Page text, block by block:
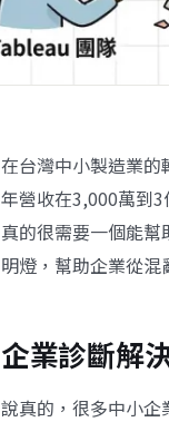
在台灣中小製造業
年營收在3,000萬到
真的很需要一個能幫
明燈，幫助企業從混
企業診斷解
說真的，很多中小